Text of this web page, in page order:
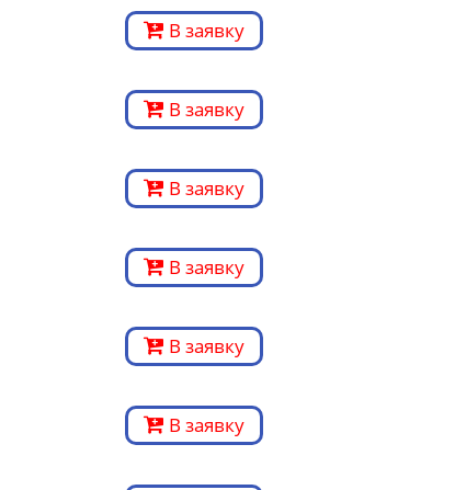
В заявку
В заявку
В заявку
В заявку
В заявку
В заявку